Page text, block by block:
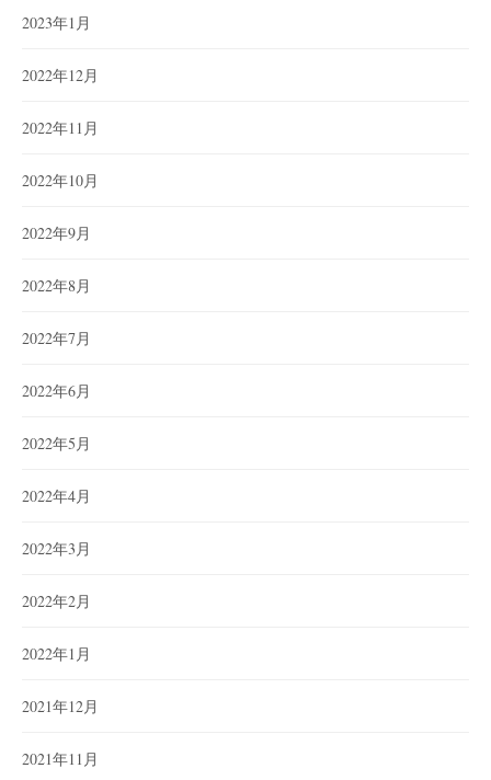
2023年1月
2022年12月
2022年11月
2022年10月
2022年9月
2022年8月
2022年7月
2022年6月
2022年5月
2022年4月
2022年3月
2022年2月
2022年1月
2021年12月
2021年11月